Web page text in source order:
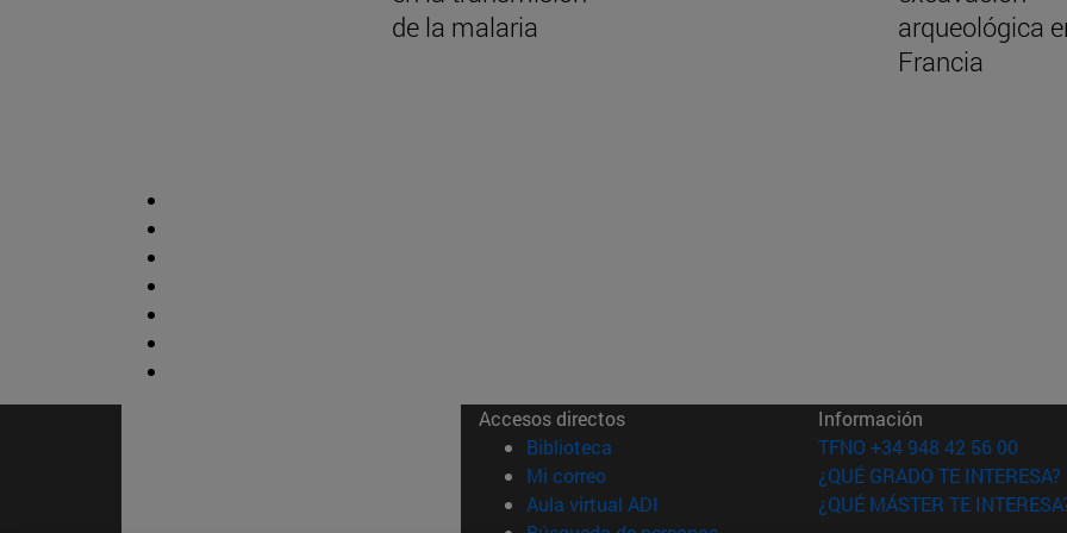
de la malaria
arqueológica
Francia
Accesos directos
Biblioteca (abre en nueva ventana)
Mi correo(abre en nueva ventana)
Aula virtual ADI (abre en nueva ventana)
Información
TFNO +34 948 42 56 00
¿QUÉ GRADO TE INTERESA?
¿QUÉ MÁSTER TE